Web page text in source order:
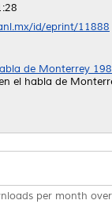
id/eprint/11888
de Monterrey
el habla de
per month